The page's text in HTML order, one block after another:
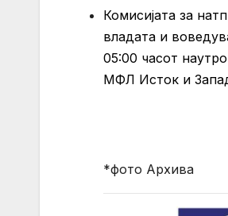
Комисијата за
владата и
05:00 часот
МФЛ Исток и
*фото Архива